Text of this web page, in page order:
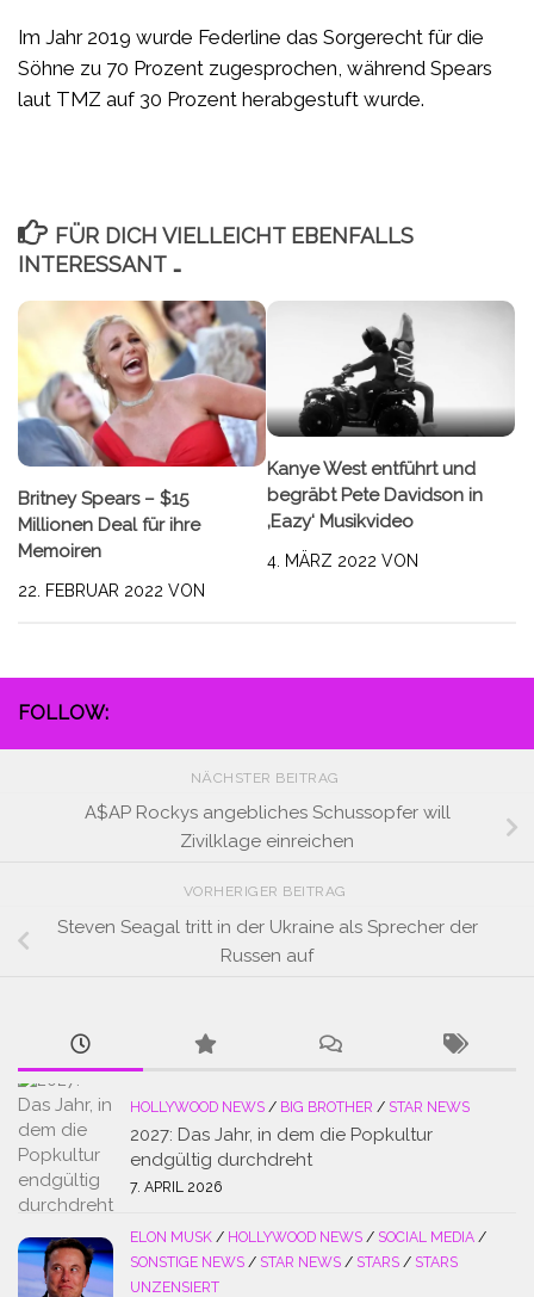
Im Jahr 2019 wurde Federline das Sorgerecht für die
Söhne zu 70 Prozent zugesprochen, während Spears
laut TMZ auf 30 Prozent herabgestuft wurde.
FÜR DICH VIELLEICHT EBENFALLS
INTERESSANT …
Britney Spears – $15
Millionen Deal für ihre
Memoiren
22. FEBRUAR 2022 VON
Kanye West entführt und
begräbt Pete Davidson in
‚Eazy‘ Musikvideo
4. MÄRZ 2022 VON
FOLLOW:
NÄCHSTER BEITRAG
A$AP Rockys angebliches Schussopfer will
Zivilklage einreichen
VORHERIGER BEITRAG
Steven Seagal tritt in der Ukraine als Sprecher der
Russen auf
HOLLYWOOD NEWS / BIG BROTHER / STAR NEWS
2027: Das Jahr, in dem die Popkultur
endgültig durchdreht
7. APRIL 2026
ELON MUSK / HOLLYWOOD NEWS / SOCIAL MEDIA /
SONSTIGE NEWS / STAR NEWS / STARS / STARS
UNZENSIERT